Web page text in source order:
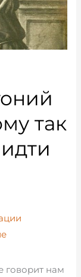
так
говорит нам